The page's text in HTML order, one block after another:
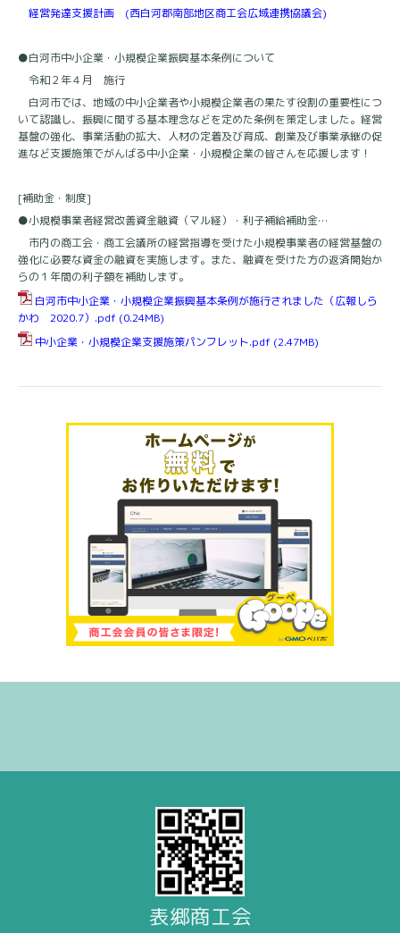
経営発達支援計画 (西白河郡南部地区商工会広域連携協議会)
●白河市中小企業・小規模企業振興基本条例について
令和２年４月 施行
白河市では、地域の中小企業者や小規模企業者の果たす役割の重要性につ
いて認識し、振興に関する基本理念などを定めた条例を策定しました。経営
基盤の強化、事業活動の拡大、人材の定着及び育成、創業及び事業承継の促
進など支援施策でがんばる中小企業・小規模企業の皆さんを応援します！
[補助金・制度]
●小規模事業者経営改善資金融資（マル経）・利子補給補助金…
市内の商工会・商工会議所の経営指導を受けた小規模事業者の経営基盤の
強化に必要な資金の融資を実施します。また、融資を受けた方の返済開始か
らの１年間の利子額を補助します。
白河市中小企業・小規模企業振興基本条例が施行されました（広報しら
かわ 2020.7）.pdf (0.24MB)
中小企業・小規模企業支援施策パンフレット.pdf (2.47MB)
表郷商工会